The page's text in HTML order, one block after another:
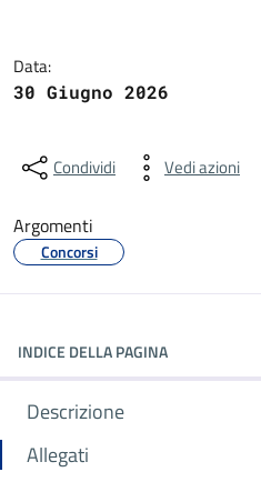
Data:
30 Giugno 2026
Condividi Vedi azioni
Argomenti
Concorsi
INDICE DELLA PAGINA
Descrizione
Allegati